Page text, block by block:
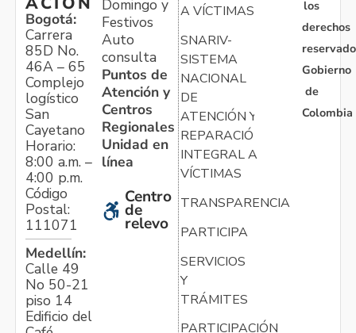
Bogotá:
Carrera
85D No.
46A – 65
Complejo
logístico
San
Cayetano
Horario:
8:00 a.m. –
4:00 p.m.
Código
Postal:
111071
Medellín:
Calle 49
No 50-21
piso 14
Edificio del
Domingo y
Festivos
Auto
consulta
Puntos de
Atención y
Centros
Regionales
Unidad en
línea
Centro
de
relevo
A VÍCTIMAS
SNARIV-
SISTEMA
NACIONAL
DE
ATENCIÓN Y
REPARACIÓN
INTEGRAL A
VÍCTIMAS
TRANSPARENCIA
PARTICIPA
SERVICIOS
Y
TRÁMITES
PARTICIPACIÓN
los
derechos
Gobierno
de
Colombia